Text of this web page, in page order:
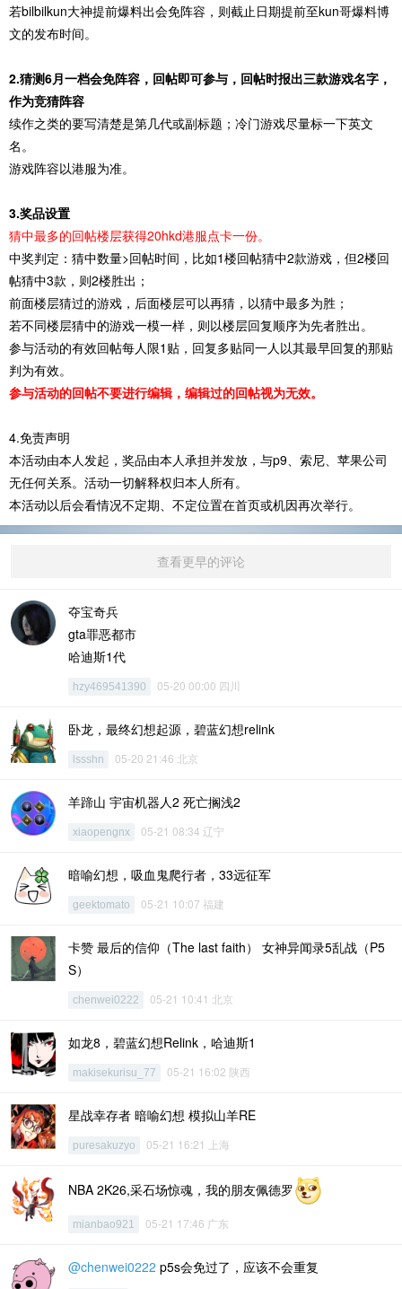
若bilbilkun大神提前爆料出会免阵容，则截止日期提前至kun哥爆料博
文的发布时间。
2.猜测6月一档会免阵容，回帖即可参与，回帖时报出三款游戏名字，
作为竞猜阵容
续作之类的要写清楚是第几代或副标题；冷门游戏尽量标一下英文
名。
游戏阵容以港服为准。
3.奖品设置
猜中最多的回帖楼层获得20hkd港服点卡一份。
中奖判定：猜中数量>回帖时间，比如1楼回帖猜中2款游戏，但2楼回
帖猜中3款，则2楼胜出；
前面楼层猜过的游戏，后面楼层可以再猜，以猜中最多为胜；
若不同楼层猜中的游戏一模一样，则以楼层回复顺序为先者胜出。
参与活动的有效回帖每人限1贴，回复多贴同一人以其最早回复的那贴
判为有效。
参与活动的回帖不要进行编辑，编辑过的回帖视为无效。
4.免责声明
本活动由本人发起，奖品由本人承担并发放，与p9、索尼、苹果公司
无任何关系。活动一切解释权归本人所有。
本活动以后会看情况不定期、不定位置在首页或机因再次举行。
查看更早的评论
夺宝奇兵
gta罪恶都市
哈迪斯1代
hzy469541390 05-20 00:00 四川
卧龙，最终幻想起源，碧蓝幻想relink
lssshn 05-20 21:46 北京
羊蹄山 宇宙机器人2 死亡搁浅2
xiaopengnx 05-21 08:34 辽宁
暗喻幻想，吸血鬼爬行者，33远征军
geektomato 05-21 10:07 福建
卡赞 最后的信仰（The last faith） 女神异闻录5乱战（P5
S）
chenwei0222 05-21 10:41 北京
如龙8，碧蓝幻想Relink，哈迪斯1
makisekurisu_77 05-21 16:02 陕西
星战幸存者 暗喻幻想 模拟山羊RE
puresakuzyo 05-21 16:21 上海
NBA 2K26,采石场惊魂，我的朋友佩德罗
mianbao921 05-21 17:46 广东
@chenwei0222 p5s会免过了，应该不会重复